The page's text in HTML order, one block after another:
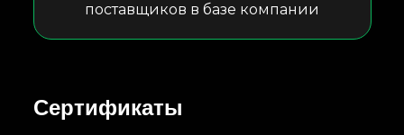
поставщиков в базе компании
Сертификаты